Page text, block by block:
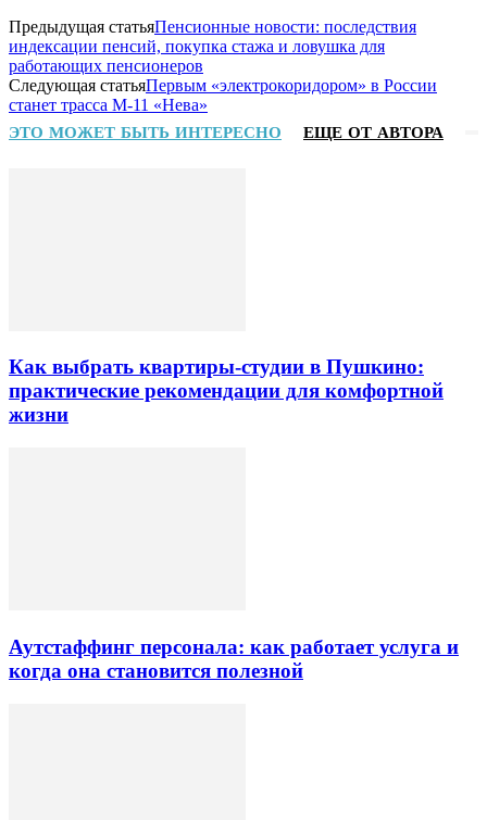
Предыдущая статьяПенсионные новости: последствия
индексации пенсий, покупка стажа и ловушка для
работающих пенсионеров
Следующая статьяПервым «электрокоридором» в России
станет трасса М-11 «Нева»
ЭТО МОЖЕТ БЫТЬ ИНТЕРЕСНО ЕЩЕ ОТ АВТОРА
Как выбрать квартиры-студии в Пушкино:
практические рекомендации для комфортной
жизни
Аутстаффинг персонала: как работает услуга и
когда она становится полезной